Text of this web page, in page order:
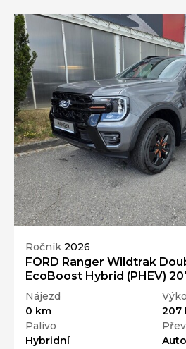
Ročník 2026
FORD Ranger Wildtrak
EcoBoost Hybrid (PHEV)
Nájezd
0 km
207
Palivo
Hybridní